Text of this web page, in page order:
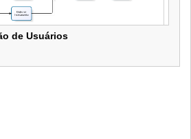
de Usuários